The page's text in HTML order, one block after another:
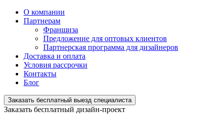
О компании
Партнерам
Франшиза
Предложение для оптовых клиентов
Партнерская программа для дизайнеров
Доставка и оплата
Условия рассрочки
Контакты
Блог
Заказать бесплатный выезд специалиста
Заказать бесплатный дизайн-проект